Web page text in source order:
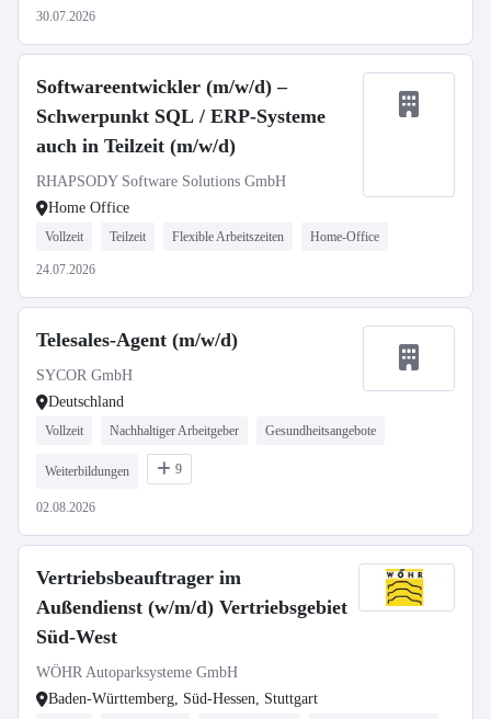
30.07.2026
Softwareentwickler (m/w/d) –
Schwerpunkt SQL / ERP-Systeme
auch in Teilzeit (m/w/d)
RHAPSODY Software Solutions GmbH
Home Office
Vollzeit Teilzeit Flexible Arbeitszeiten Home-Office
24.07.2026
Telesales-Agent (m/w/d)
SYCOR GmbH
Deutschland
Vollzeit Nachhaltiger Arbeitgeber Gesundheitsangebote
Weiterbildungen 9
02.08.2026
Vertriebsbeauftrager im
Außendienst (w/m/d) Vertriebsgebiet
Süd-West
WÖHR Autoparksysteme GmbH
Baden-Württemberg, Süd-Hessen, Stuttgart